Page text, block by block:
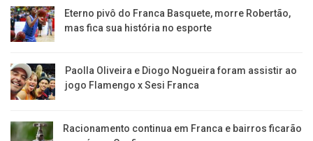
Eterno pivô do Franca Basquete, morre Robertão,
mas fica sua história no esporte
Paolla Oliveira e Diogo Nogueira foram assistir ao
jogo Flamengo x Sesi Franca
Racionamento continua em Franca e bairros ficarão